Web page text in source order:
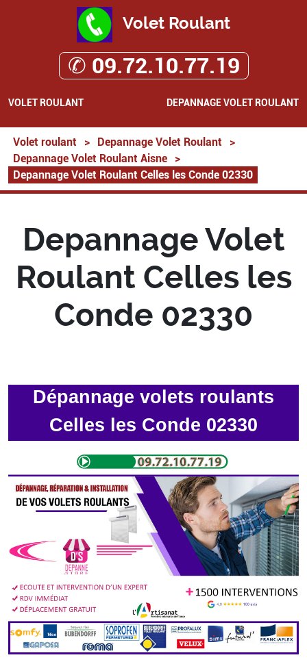
Volet Roulant
✆ 09.72.10.77.19
VOLET ROULANT DEPANNAGE VOLET ROULANT
Volet roulant > Depannage Volet Roulant
>
Depannage Volet Roulant Aisne
>
Depannage Volet Roulant Celles les Conde 02330
Depannage Volet
Roulant Celles les
Conde 02330
Dépannage volets roulants
Celles les Conde 02330